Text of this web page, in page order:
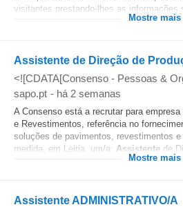
visitantes prestando-lhes as informações
Mostre mais
Assistente de Direção de
<![CDATA[Consenso - Pessoas &
sapo.pt - há 2 semanas
A Consenso está a recrutar para
e Revestimentos, referência no
soluções de pavimentos, revestimentos
medida, em Leiria, um/a: Assistente de
Mostre mais
Assistente ADMINISTRATIVO/A